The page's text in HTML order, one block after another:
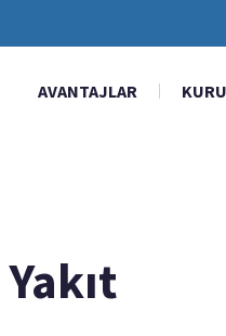
AVANTAJLAR